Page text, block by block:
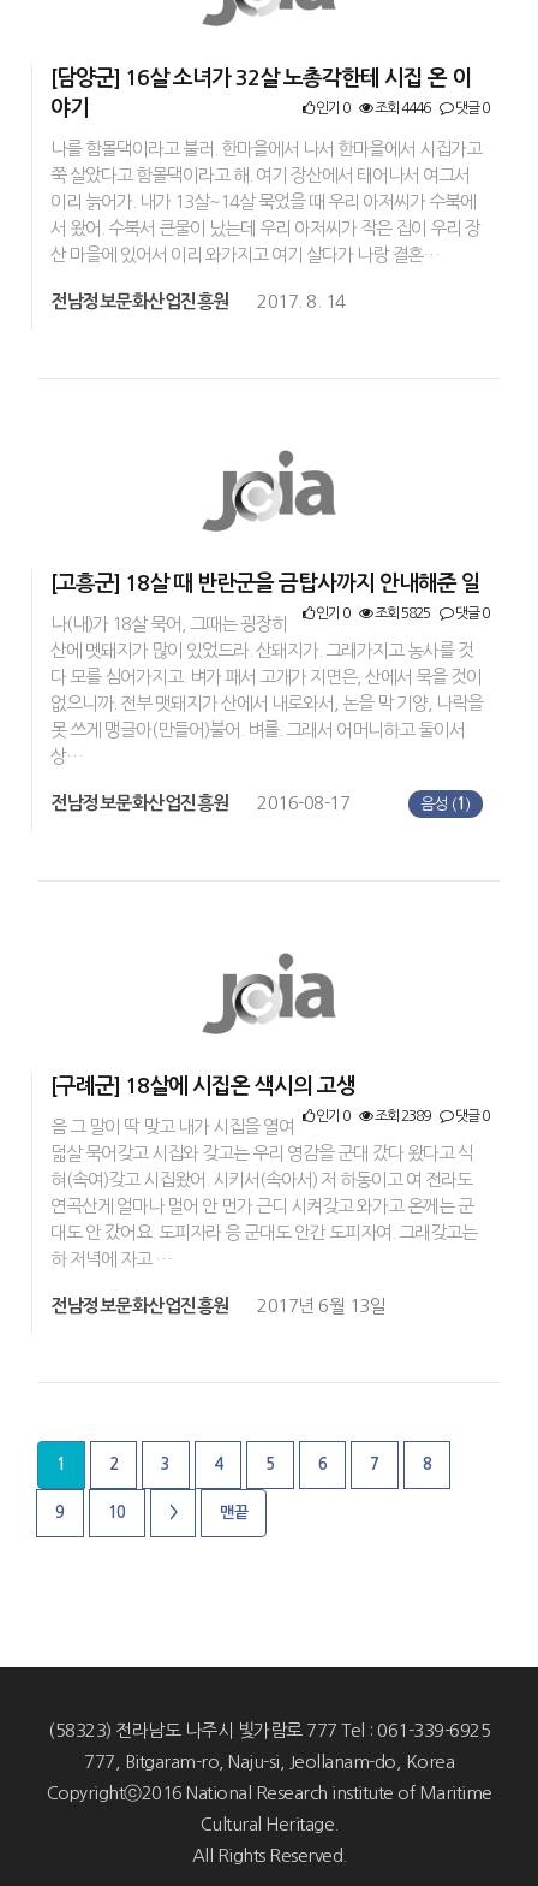
[담양군] 16살 소녀가 32살 노총각한테 시집 온 이
야기
인기 0 조회 4446 댓글 0
나를 함몰댁이라고 불러. 한마을에서 나서 한마을에서 시집가고
쭉 살았다고 함몰댁이라고 해. 여기 장산에서 태어나서 여그서
이리 늙어가. 내가 13살~14살 묵었을 때 우리 아저씨가 수북에
서 왔어. 수북서 큰물이 났는데 우리 아저씨가 작은 집이 우리 장
산 마을에 있어서 이리 와가지고 여기 살다가 나랑 결혼…
전남정보문화산업진흥원 2017. 8. 14
[고흥군] 18살 때 반란군을 금탑사까지 안내해준 일
인기 0 조회 5825 댓글 0
나(내)가 18살 묵어, 그때는 굉장히
산에 멧돼지가 많이 있었드라. 산돼지가. 그래가지고 농사를 것
다 모를 심어가지고. 벼가 패서 고개가 지면은, 산에서 묵을 것이
없으니까. 전부 맷돼지가 산에서 내로와서, 논을 막 기양, 나락을
못 쓰게 맹글아(만들어)불어. 벼를. 그래서 어머니하고 둘이서
상…
전남정보문화산업진흥원 2016-08-17 음성 (1 )
[구례군] 18살에 시집온 색시의 고생
인기 0 조회 2389 댓글 0
음 그 말이 딱 맞고 내가 시집을 열여
덟살 묵어갖고 시집와 갖고는 우리 영감을 군대 갔다 왔다고 식
혀(속여)갖고 시집왔어. 시키서(속아서) 저 하동이고 여 전라도
연곡산게 얼마나 멀어 안 먼가 근디 시켜갖고 와가고 온께는 군
대도 안 갔어요. 도피자라 응 군대도 안간 도피자여. 그래갖고는
하 저녁에 자고 …
전남정보문화산업진흥원 2017년 6월 13일
1 2 3 4 5 6 7 8
9 10 > 맨끝
(58323) 전라남도 나주시 빛가람로 777 Tel : 061-339-6925
777, Bitgaram-ro, Naju-si, Jeollanam-do, Korea
Copyrightⓒ2016 National Research institute of Maritime
Cultural Heritage.
All Rights Reserved.